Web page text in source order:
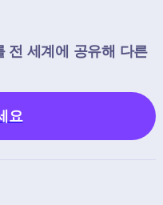
세계에 공유해 다른
요